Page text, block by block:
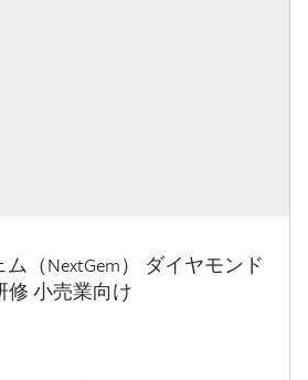
（NextGem） ダイヤモンド
修 小売業向け